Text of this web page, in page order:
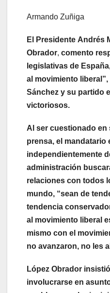
Armando Zuñiga
El Presidente Andrés
Obrador, comento
legislativas de
al movimiento
Sánchez y su partido
victoriosos.
Al ser cuestionado en
prensa, el mandatario
independientemente
administración
relaciones con todos
mundo, “sean de
tendencia
al movimiento liberal
mismo con el
no avanzaron, no les
López Obrador
involucrarse en